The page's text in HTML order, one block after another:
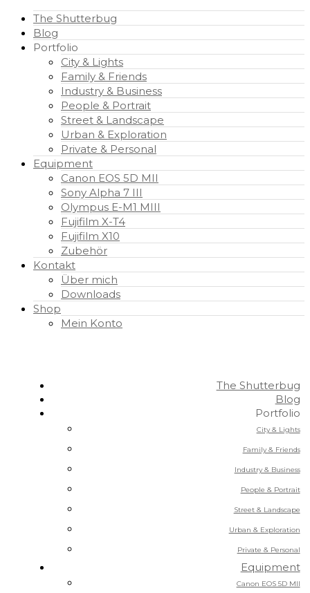
The Shutterbug
Blog
Portfolio
City & Lights
Family & Friends
Industry & Business
People & Portrait
Street & Landscape
Urban & Exploration
Private & Personal
Equipment
Canon EOS 5D MII
Sony Alpha 7 III
Olympus E-M1 MIII
Fujifilm X-T4
Fujifilm X10
Zubehör
Kontakt
Über mich
Downloads
Shop
Mein Konto
The Shutterbug
Blog
Portfolio
City & Lights
Family & Friends
Industry & Business
People & Portrait
Street & Landscape
Urban & Exploration
Private & Personal
Equipment
Canon EOS 5D MII